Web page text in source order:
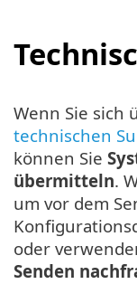
Wenn Sie sich
technischen
können Sie
übermitteln.
um vor dem
oder
Senden